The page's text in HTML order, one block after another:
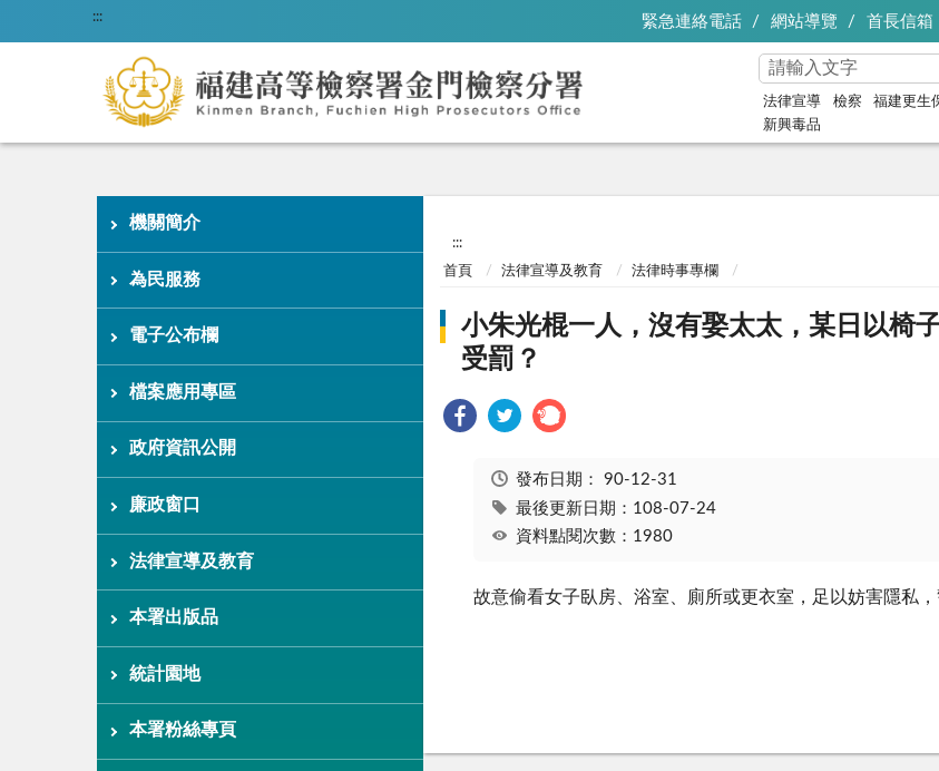
::: 緊急連絡電話 網站導覽 首長信箱
法律宣導 檢察 福建更生
新興毒品
機關簡介
為民服務
電子公布欄
檔案應用專區
政府資訊公開
廉政窗口
法律宣導及教育
本署出版品
統計園地
本署粉絲專頁
:::
首頁 法律宣導及教育 法律時事專欄
小朱光棍一人，沒有娶太太，某日以椅
受罰？
發布日期： 90-12-31
最後更新日期：108-07-24
資料點閱次數：1980
故意偷看女子臥房、浴室、廁所或更衣室，足以妨害隱私